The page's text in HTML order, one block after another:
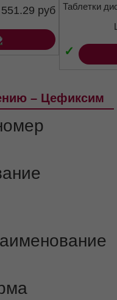
551.29 руб
Таблетки
✓
– Цефиксим